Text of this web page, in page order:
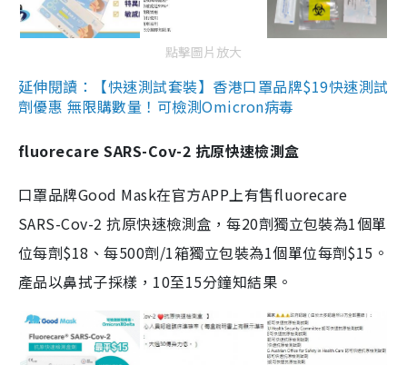
點擊圖片放大
延伸閱讀：【快速測試套裝】香港口罩品牌$19快速測試
劑優惠 無限購數量！可檢測Omicron病毒
fluorecare SARS-Cov-2 抗原快速檢測盒
口罩品牌Good Mask在官方APP上有售fluorecare
SARS-Cov-2 抗原快速檢測盒，每20劑獨立包裝為1個單
位每劑$18、每500劑/1箱獨立包裝為1個單位每劑$15。
產品以鼻拭子採樣，10至15分鐘知結果。